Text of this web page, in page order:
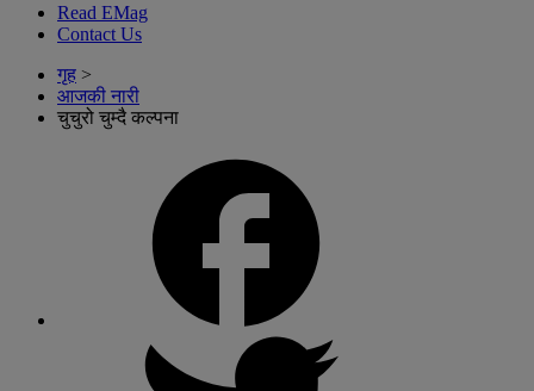
Read EMag
Contact Us
गृह >
आजकी नारी
चुचुरो चुम्दै कल्पना